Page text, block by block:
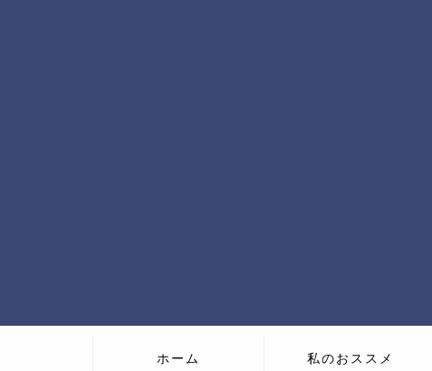
ホーム 私のおススメ